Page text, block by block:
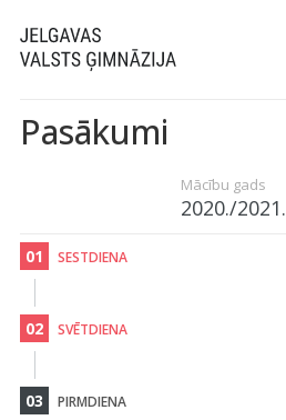
Pasākumi
Mācību gads
2020./2021.
01 SESTDIENA
02 SVĒTDIENA
03 PIRMDIENA